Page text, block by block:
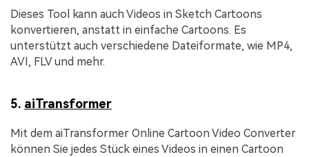
Dieses Tool kann auch Videos in Sketch Cartoons
konvertieren, anstatt in einfache Cartoons. Es
unterstützt auch verschiedene Dateiformate, wie MP4,
AVI, FLV und mehr.
5. aiTransformer
Mit dem aiTransformer Online Cartoon Video Converter
können Sie jedes Stück eines Videos in einen Cartoon